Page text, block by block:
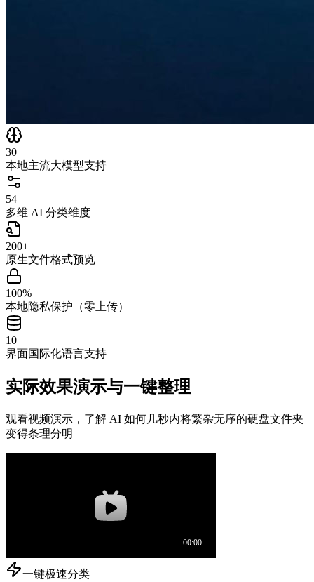
30+
本地主流大模型支持
54
多维 AI 分类维度
200+
原生文件格式预览
100%
本地隐私保护（零上传）
10+
界面国际化语言支持
实际效果演示与一键整理
观看视频演示，了解 AI 如何几秒内将繁杂无序的硬盘文件夹
变得条理分明
一键极速分类